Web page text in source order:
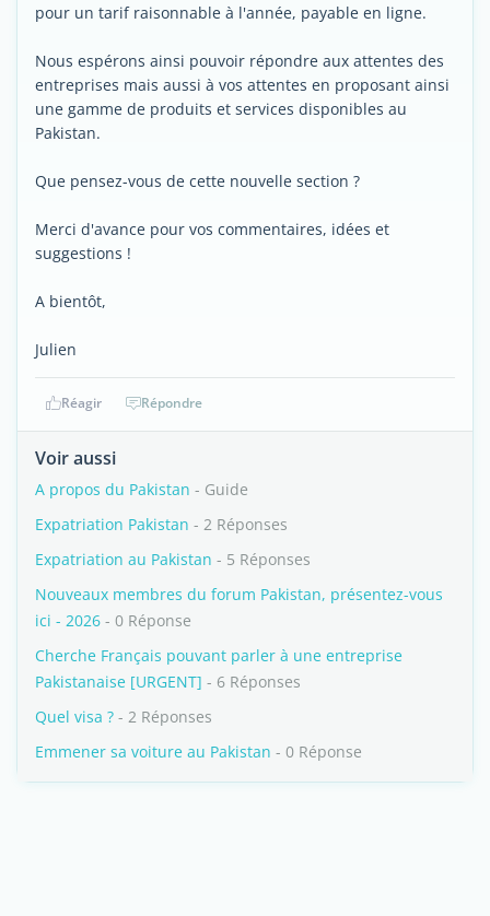
pour un tarif raisonnable à l'année, payable en ligne.
Nous espérons ainsi pouvoir répondre aux attentes des
entreprises mais aussi à vos attentes en proposant ainsi
une gamme de produits et services disponibles au
Pakistan.
Que pensez-vous de cette nouvelle section ?
Merci d'avance pour vos commentaires, idées et
suggestions !
A bientôt,
Julien
Réagir Répondre
Voir aussi
A propos du Pakistan - Guide
Expatriation Pakistan - 2 Réponses
Expatriation au Pakistan - 5 Réponses
Nouveaux membres du forum Pakistan, présentez-vous
ici - 2026 - 0 Réponse
Cherche Français pouvant parler à une entreprise
Pakistanaise [URGENT] - 6 Réponses
Quel visa ? - 2 Réponses
Emmener sa voiture au Pakistan - 0 Réponse